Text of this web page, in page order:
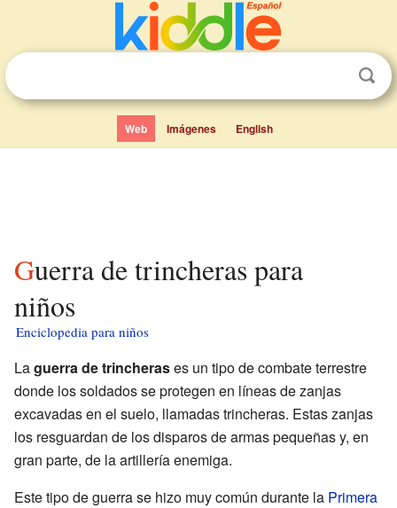
Web Imágenes English
Guerra de trincheras para
niños
Enciclopedia para niños
Laguerra de trincherases un tipo de combate terrestre
donde los soldados se protegen en líneas de zanjas
excavadas en el suelo, llamadas trincheras. Estas zanjas
los resguardan de los disparos de armas pequeñas y, en
gran parte, de la artillería enemiga.
Este tipo de guerra se hizo muy común durante la Primera